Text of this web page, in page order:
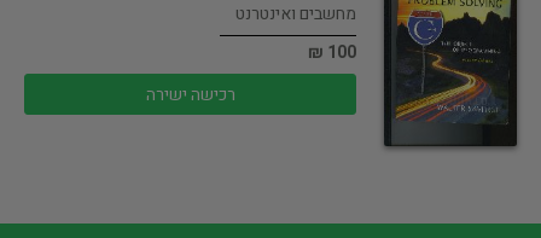
מחשבים ואינטרנט
100 ₪
רכישה ישירה